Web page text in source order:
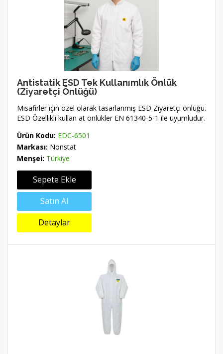
Antistatik ESD Tek Kullanımlık Önlük
(Ziyaretçi Önlüğü)
Misafirler için özel olarak tasarlanmış ESD Ziyaretçi önlüğü.
ESD Özellikli kullan at önlükler EN 61340-5-1 ile uyumludur.
Ürün Kodu: EDC-6501
Markası: Nonstat
Menşei: Türkiye
Sepete Ekle
Satın Al
Detaylar